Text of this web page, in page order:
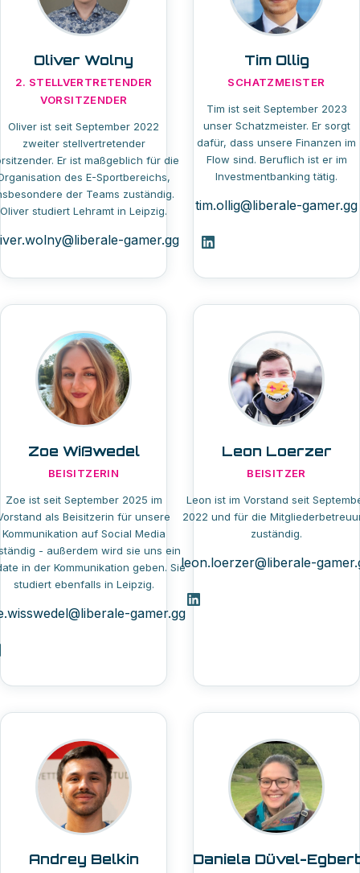
Oliver Wolny
2. STELLVERTRETENDER
VORSITZENDER
Oliver ist seit September 2022
zweiter stellvertretender
Er ist maßgeblich für die
des E-Sportbereichs,
der Teams zuständig.
Oliver studiert Lehramt in Leipzig.
gamer.gg
Tim Ollig
SCHATZMEISTER
Tim ist seit September 2023
unser Schatzmeister. Er sorgt
dafür, dass unsere Finanzen im
Flow sind. Beruflich ist er im
Investmentbanking tätig.
tim.ollig@liberale-gamer.gg
Zoe Wißwedel
BEISITZERIN
Zoe ist seit September 2025 im
als Beisitzerin für unsere
Kommunikation auf Social Media
- außerdem wird sie uns ein
in der Kommunikation geben. Sie
studiert ebenfalls in Leipzig.
gamer.gg
Leon Loerzer
BEISITZER
Leon ist im Vorstand seit
2022 und für die
zuständig.
leon.loerzer@liberale-
Andrey Belkin Daniela Düvel-Egbert